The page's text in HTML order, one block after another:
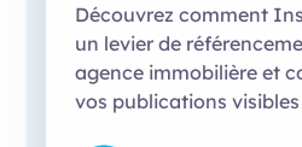
Découvrez comment
un levier de
agence immobilière et
vos publications